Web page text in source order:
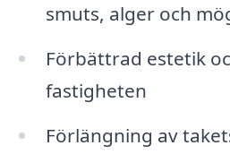
smuts, alger och
Förbättrad estetik
fastigheten
Förlängning av